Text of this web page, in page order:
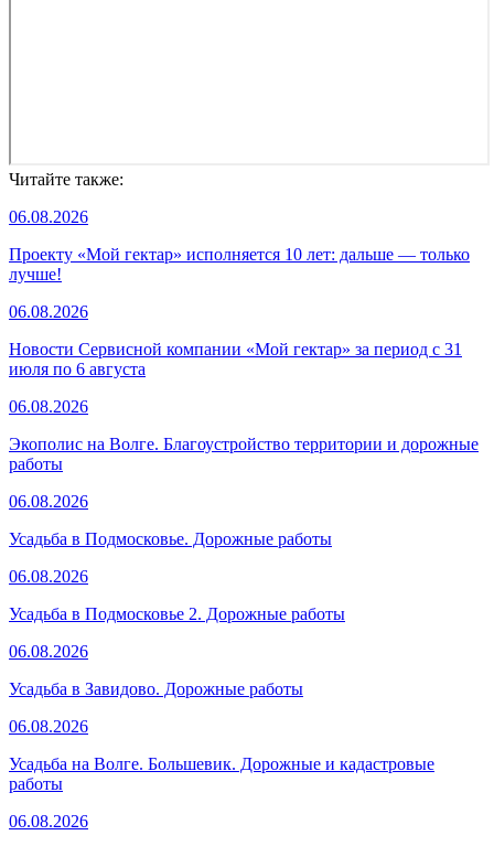
Читайте также:
06.08.2026
Проекту «Мой гектар» исполняется 10 лет: дальше — только
лучше!
06.08.2026
Новости Сервисной компании «Мой гектар» за период с 31
июля по 6 августа
06.08.2026
Экополис на Волге. Благоустройство территории и дорожные
работы
06.08.2026
Усадьба в Подмосковье. Дорожные работы
06.08.2026
Усадьба в Подмосковье 2. Дорожные работы
06.08.2026
Усадьба в Завидово. Дорожные работы
06.08.2026
Усадьба на Волге. Большевик. Дорожные и кадастровые
работы
06.08.2026